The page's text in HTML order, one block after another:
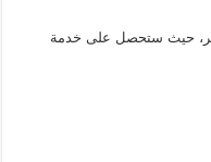
حيث ستحصل على خدمة